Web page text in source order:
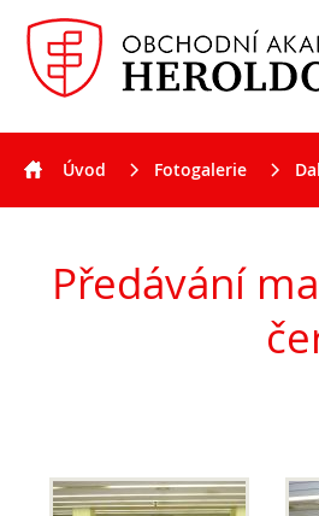
Aktuality
Úvod Fotogalerie
Předávání